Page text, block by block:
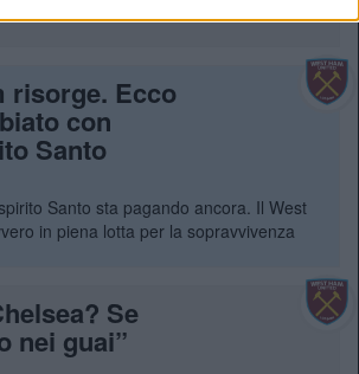
risorge. Ecco
con
Santo
Santo sta pagando ancora. Il West
in piena lotta per la sopravvivenza
Se
nei guai”